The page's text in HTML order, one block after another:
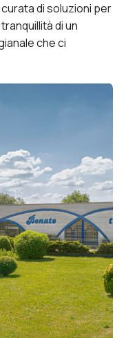
di soluzioni per
di un
che ci